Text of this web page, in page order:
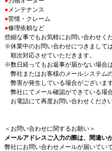
●メンテナンス
●苦情・クレーム
●修理依頼など
些細な事でもお気軽にお問い合わせくだ
※休業中のお問い合わせにつきまして
順次対応させていただきます。
※数日経ってもお返事が届かない場合は
弊社またはお客様のメールシステム
弊害が発生している場合がございます
弊社にてメール確認ができている場
お電話にて再度お問い合わせください
＜お問い合わせに関するお願い＞
メールアドレスご入力の際は、間違い
弊社にお問い合わせメールが届いてい